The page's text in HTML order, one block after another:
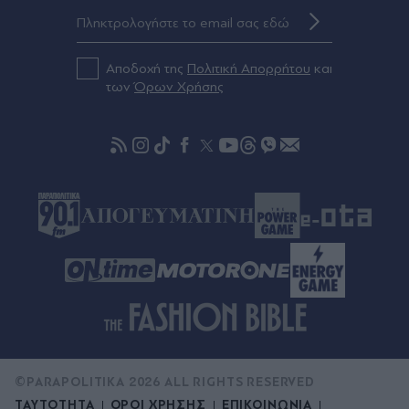
Πριν 52 λεπτά
διακοπές της στο Μπόρα Μπόρα - "Καλά είμαι
τώρα" (Βίντεο & Εικόνες)
Σπάνια ευκαιρία για αρχαιολόγους: Έπεσε η
του Μεγάλου Κωνσταντίνου (Εικόνες)
Αποδοχή της Πολιτική Απορρήτου και
τωνΌρων Χρήσης
ΤΑΥΤΟΤΗΤΑ ΟΡΟΙ ΧΡΗΣΗΣ ΕΠΙΚΟΙΝΩΝΙΑ
©PARAPOLITIKA 2026 ALL RIGHTS RESERVED